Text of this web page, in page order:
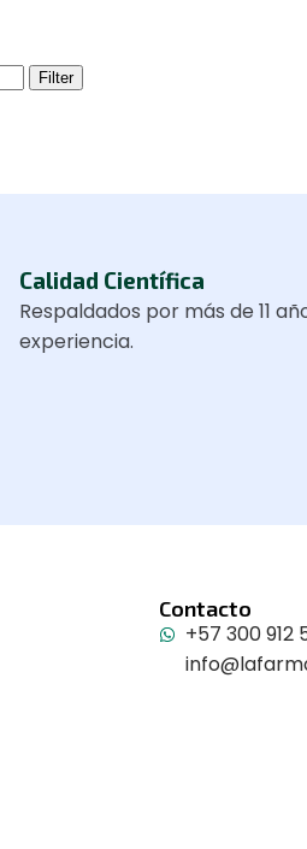
Filter
Calidad Científica
Respaldados por más de 11
experiencia.
Contacto
+57 300 912